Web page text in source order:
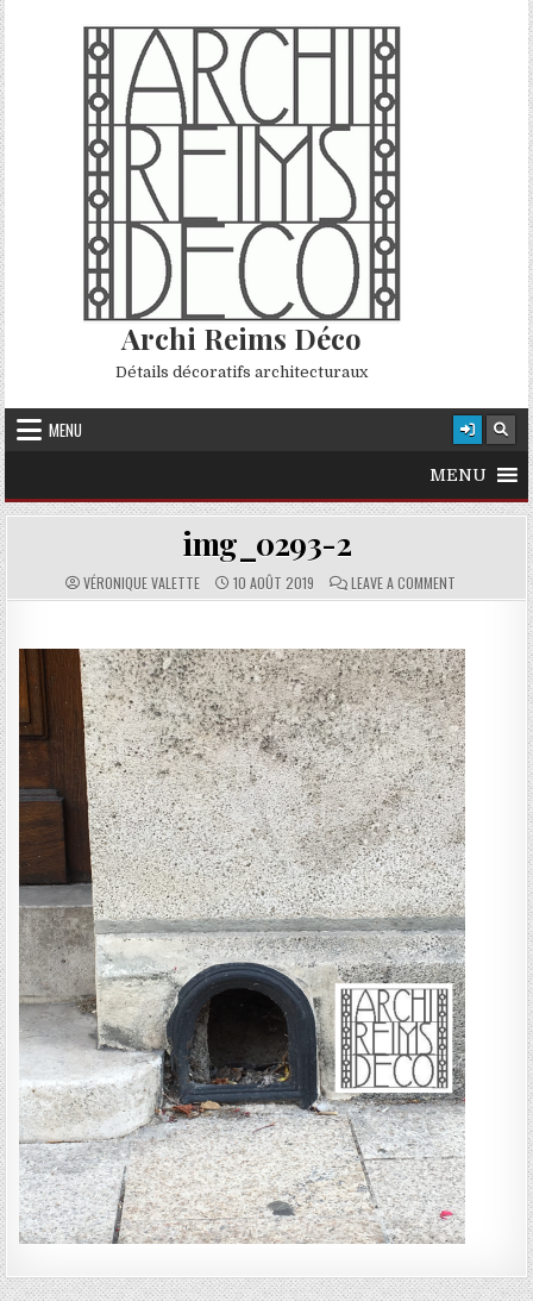
Skip to content
Archi Reims Déco
Détails décoratifs architecturaux
MENU
MENU
img_0293-2
AUTHOR:
VÉRONIQUE VALETTE PUBLISHED DATE:
10 AOÛT 2019 COMMENTS:
LEAVE A COMMENT ON